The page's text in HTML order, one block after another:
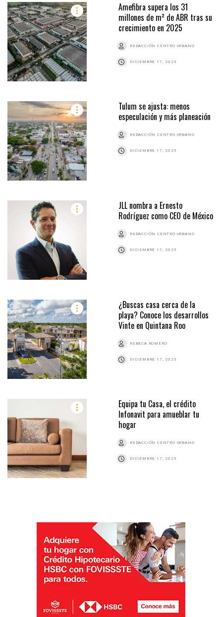
Amefibra supera los 31
millones de m² de ABR tras su
crecimiento en 2025
REDACCIÓN CENTRO URBANO
DICIEMBRE 17, 2025
Tulum se ajusta: menos
especulación y más planeación
REDACCIÓN CENTRO URBANO
DICIEMBRE 17, 2025
JLL nombra a Ernesto
Rodríguez como CEO de México
REDACCIÓN CENTRO URBANO
DICIEMBRE 17, 2025
¿Buscas casa cerca de la
playa? Conoce los desarrollos
Vinte en Quintana Roo
REBECA ROMERO
DICIEMBRE 17, 2025
Equipa tu Casa, el crédito
Infonavit para amueblar tu
hogar
REDACCIÓN CENTRO URBANO
DICIEMBRE 17, 2025